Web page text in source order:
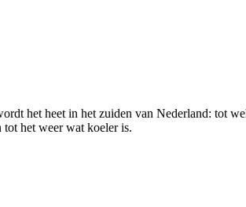
het heet in het zuiden van Nederland: tot
tot het weer wat koeler is.